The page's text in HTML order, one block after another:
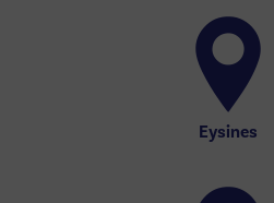
Eysines